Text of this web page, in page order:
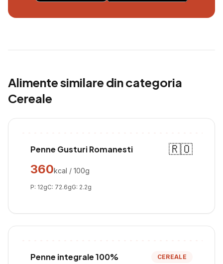
Alimente similare din categoria
Cereale
Penne Gusturi Romanesti
🇷🇴
360kcal / 100g
P: 12gC: 72.6gG: 2.2g
Penne integrale 100%
CEREALE